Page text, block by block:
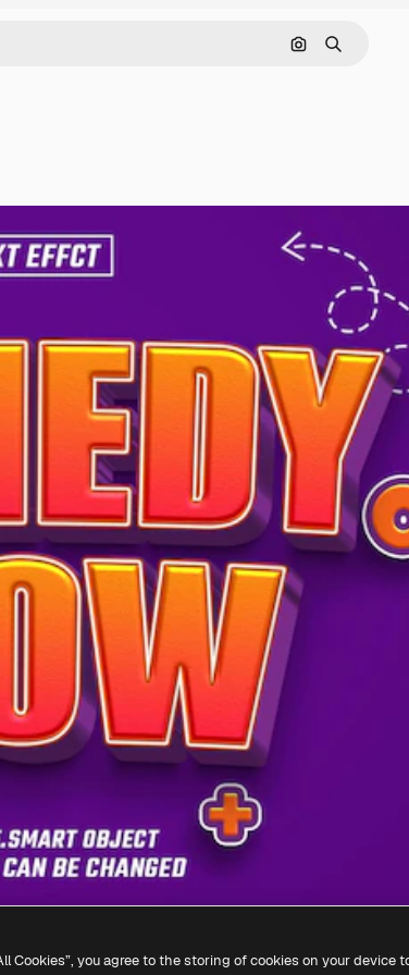
Pesquisar por
Buscar
Cookies”, you agree to the storing of cookies on your device